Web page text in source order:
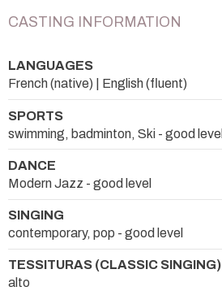
CASTING INFORMATION
LANGUAGES
French (native) | English (fluent)
SPORTS
swimming, badminton, Ski - good level
DANCE
Modern Jazz - good level
SINGING
contemporary, pop - good level
TESSITURAS (CLASSIC SINGING)
alto